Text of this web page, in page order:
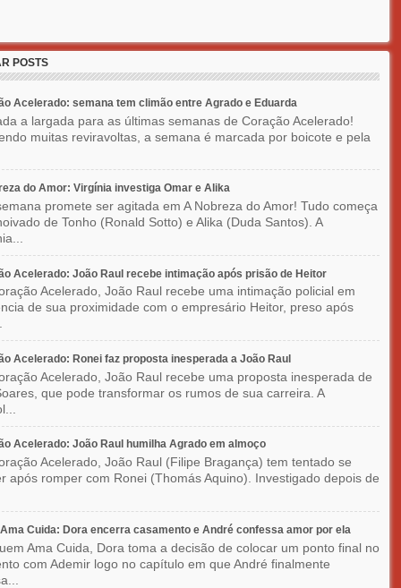
POSTS
Acelerado: semana tem climão entre Agrado e Eduarda
a largada para as últimas semanas de Coração Acelerado!
muitas reviravoltas, a semana é marcada por boicote e pela
do Amor: Virgínia investiga Omar e Alika
promete ser agitada em A Nobreza do Amor! Tudo começa
de Tonho (Ronald Sotto) e Alika (Duda Santos). A
Acelerado: João Raul recebe intimação após prisão de Heitor
Acelerado, João Raul recebe uma intimação policial em
de sua proximidade com o empresário Heitor, preso após
Acelerado: Ronei faz proposta inesperada a João Raul
Acelerado, João Raul recebe uma proposta inesperada de
que pode transformar os rumos de sua carreira. A
Acelerado: João Raul humilha Agrado em almoço
Acelerado, João Raul (Filipe Bragança) tem tentado se
após romper com Ronei (Thomás Aquino). Investigado depois de
Cuida: Dora encerra casamento e André confessa amor por ela
Ama Cuida, Dora toma a decisão de colocar um ponto final no
com Ademir logo no capítulo em que André finalmente